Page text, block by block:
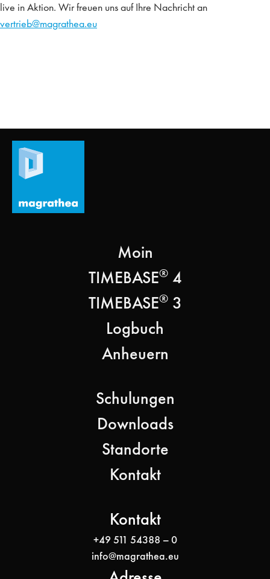
live in Aktion. Wir freuen uns auf Ihre Nachricht an
vertrieb@magrathea.eu
Moin
TIMEBASE®4
TIMEBASE®3
Logbuch
Anheuern
Schulungen
Downloads
Standorte
Kontakt
Kontakt
+49 511 54388 – 0
info@magrathea.eu